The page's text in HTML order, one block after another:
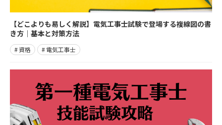
【どこよりも易しく解説】電気工事士試験で登場する複線図の書
き方｜基本と対策方法
資格 電気工事士